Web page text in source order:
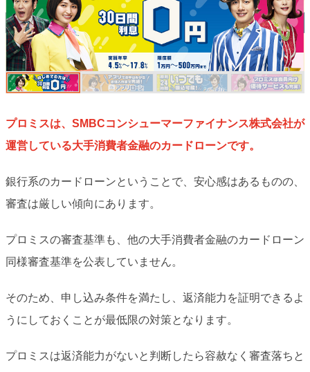
プロミスは、SMBCコンシューマーファイナンス株式会社が
運営している大手消費者金融のカードローンです。
銀行系のカードローンということで、安心感はあるものの、
審査は厳しい傾向にあります。
プロミスの審査基準も、他の大手消費者金融のカードローン
同様審査基準を公表していません。
そのため、申し込み条件を満たし、返済能力を証明できるよ
うにしておくことが最低限の対策となります。
プロミスは返済能力がないと判断したら容赦なく審査落ちと